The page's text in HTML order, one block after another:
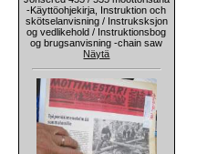
-Käyttöohjekirja, Instruktion och
skötselanvisning / Instruksksjon
og vedlikehold / Instruktionsbog
og brugsanvisning -chain saw
Näytä